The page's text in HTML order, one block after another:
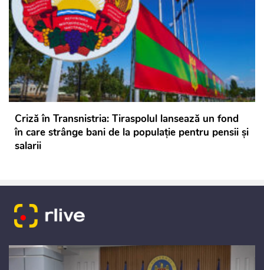
Criză în Transnistria: Tiraspolul lansează un fond
în care strânge bani de la populație pentru pensii și
salarii